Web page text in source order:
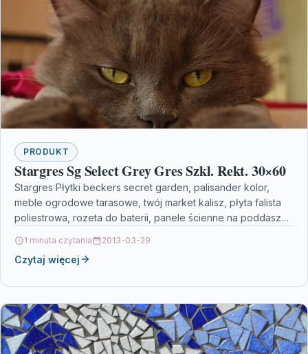
PRODUKT
Stargres Sg Select Grey Gres Szkl. Rekt. 30×60
Stargres Płytki beckers secret garden, palisander kolor,
meble ogrodowe tarasowe, twój market kalisz, płyta falista
poliestrowa, rozeta do baterii, panele ścienne na poddasze,
1 minuta czytania 2013-03-29
Czytaj więcej